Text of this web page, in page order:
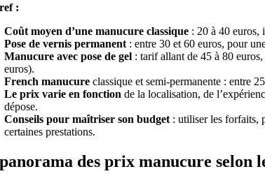
:
Coût moyen d’une manucure classique : 20 à 40 euros,
Pose de vernis permanent : entre 30 et 60 euros, pour
Manucure avec pose de gel : tarif allant de 45 à 80
euros).
French manucure classique et semi-permanente : entre
Le prix varie en fonction de la localisation, de
dépose.
Conseils pour maîtriser son budget : utiliser les forfaits,
certaines prestations.
des prix manucure selon